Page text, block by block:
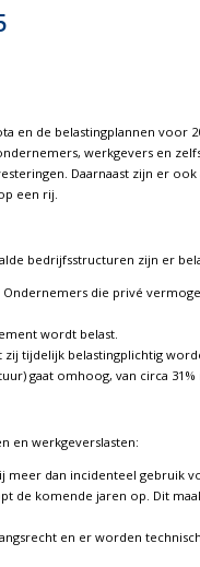
en de belastingplannen voor
werkgevers en
Daarnaast zijn er ook
een rij.
bedrijfsstructuren zijn er
die privé
wordt belast.
tijdelijk belastingplichtig
gaat omhoog, van circa 31%
en werkgeverslasten:
meer dan incidenteel gebruik
de komende jaren op. Dit
en er worden